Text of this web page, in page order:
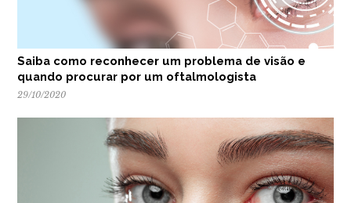
Saiba como reconhecer um problema de visão e
quando procurar por um oftalmologista
29/10/2020